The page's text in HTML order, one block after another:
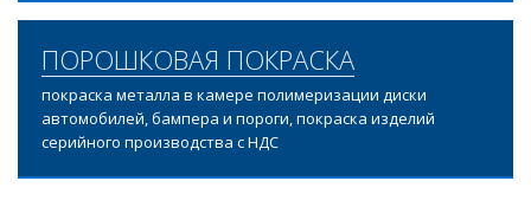
ПОРОШКОВАЯ ПОКРАСКА
покраска металла в камере полимеризации диски
автомобилей, бампера и пороги, покраска изделий
серийного производства с НДС